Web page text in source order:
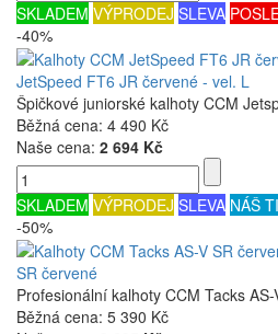
SKLADEM VÝPRODEJ SLEVA
-40%
JetSpeed FT6 JR červené - vel. L
Špičkové juniorské kalhoty CCM
Běžná cena: 4 490 Kč
Naše cena: 2 694 Kč
SKLADEM VÝPRODEJ SLEVA NÁŠ
-50%
SR červené
Profesionální kalhoty CCM Tacks
Běžná cena: 5 390 Kč